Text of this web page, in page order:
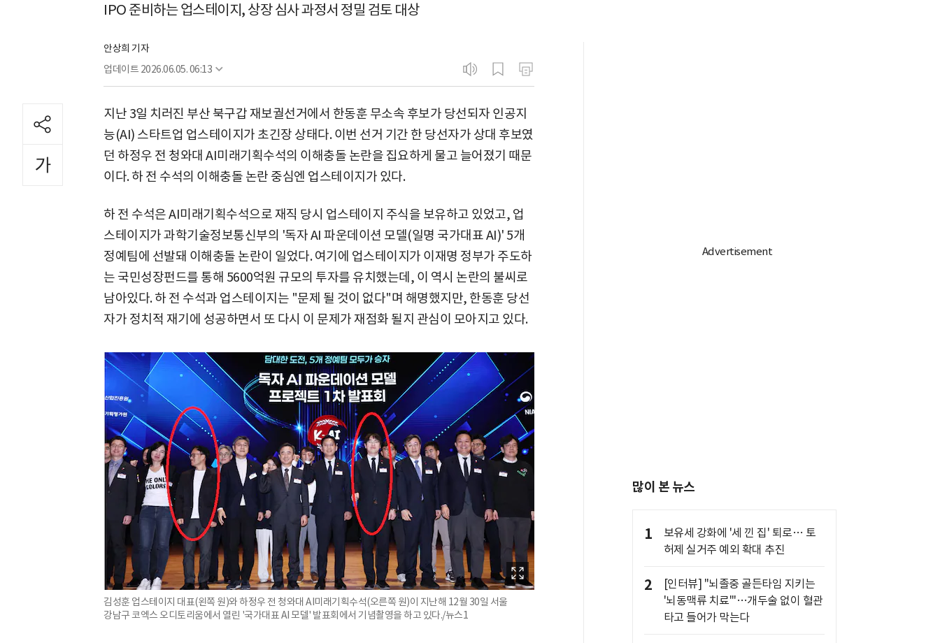
IPO 준비하는 업스테이지, 상장 심사 과정서 정밀 검토 대상
안상희 기자
업데이트 2026.06.05. 06:13
지난 3일 치러진 부산 북구갑 재보궐선거에서 한동훈 무소속 후보가 당선되자 인공지
능(AI) 스타트업 업스테이지가 초긴장 상태다. 이번 선거 기간 한 당선자가 상대 후보였
던 하정우 전 청와대 AI미래기획수석의 이해충돌 논란을 집요하게 물고 늘어졌기 때문
이다. 하 전 수석의 이해충돌 논란 중심엔 업스테이지가 있다.
하 전 수석은 AI미래기획수석으로 재직 당시 업스테이지 주식을 보유하고 있었고, 업
스테이지가 과학기술정보통신부의 '독자 AI 파운데이션 모델(일명 국가대표 AI)' 5개
정예팀에 선발돼 이해충돌 논란이 일었다. 여기에 업스테이지가 이재명 정부가 주도하
는 국민성장펀드를 통해 5600억원 규모의 투자를 유치했는데, 이 역시 논란의 불씨로
남아있다. 하 전 수석과 업스테이지는 "문제 될 것이 없다"며 해명했지만, 한동훈 당선
자가 정치적 재기에 성공하면서 또 다시 이 문제가 재점화 될지 관심이 모아지고 있다.
김성훈 업스테이지 대표(왼쪽 원)와 하정우 전 청와대 AI미래기획수석(오른쪽 원)이 지난해 12월 30일 서울
강남구 코엑스 오디토리움에서 열린 '국가대표 AI 모델' 발표회에서 기념촬영을 하고 있다./뉴스1
많이 본 뉴스
1
보유세 강화에 '세 낀 집' 퇴로… 토
허제 실거주 예외 확대 추진
2
[인터뷰] "뇌졸중 골든타임 지키는
'뇌동맥류 치료'"…개두술 없이 혈관
타고 들어가 막는다